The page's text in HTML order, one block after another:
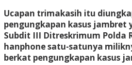
Ucapan trimakasih itu
pengungkapan kasus jambret
Subdit III Ditreskrimum Polda
hanphone satu-satunya
berkat pengungkapan kasus